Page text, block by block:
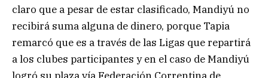
claro que a pesar de estar clasificado, Mandiyú no
recibirá suma alguna de dinero, porque Tapia
remarcó que es a través de las Ligas que repartirá
a los clubes participantes y en el caso de Mandiyú